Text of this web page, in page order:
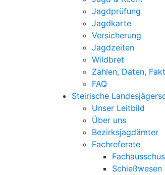
Jagdprüfung
Jagdkarte
Versicherung
Jagdzeiten
Wildbret
Zahlen, Daten,
FAQ
Steirische
Unser Leitbild
Über uns
Bezirksjagdämter
Fachreferate
Schießwesen